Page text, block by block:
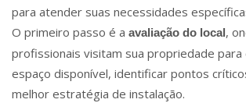
para atender suas necessidades
O primeiro passo é a avaliação do local,
profissionais visitam sua propriedade
espaço disponível, identificar pontos
melhor estratégia de instalação.